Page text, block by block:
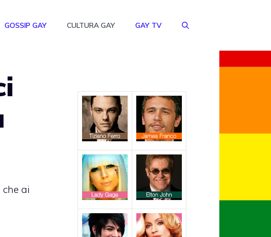
GOSSIP GAY CULTURA GAY GAY TV
ai